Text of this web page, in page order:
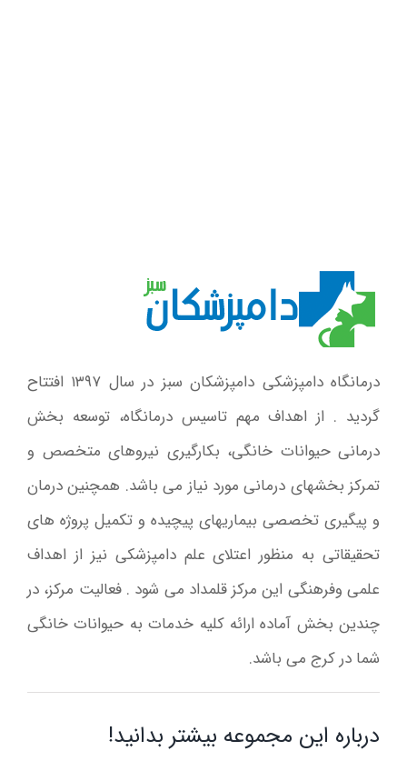
درمانگاه دامپزشکی دامپزشکان سبز در سال ۱۳۹۷ افتتاح
گردید . از اهداف مهم تاسیس درمانگاه، توسعه بخش
درمانی حیوانات خانگی، بکارگیری نیروهای متخصص و
تمرکز بخشهای درمانی مورد نیاز می باشد. همچنین درمان
و پیگیری تخصصی بیماریهای پیچیده و تکمیل پروژه های
تحقیقاتی به منظور اعتلای علم دامپزشکی نیز از اهداف
علمی وفرهنگی این مرکز قلمداد می شود . فعالیت مرکز، در
چندین بخش آماده ارائه کلیه خدمات به حیوانات خانگی
شما در کرج می باشد.
درباره این مجموعه بیشتر بدانید!